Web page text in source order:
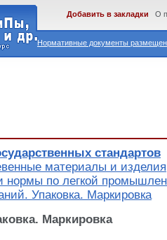
Нормативные документы
Добавить в закладки О
стандартов
материалы и изделия
по легкой
Упаковка. Маркировка
Маркировка